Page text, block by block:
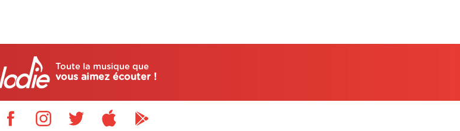
Toute la musique que
vous aimez écouter !